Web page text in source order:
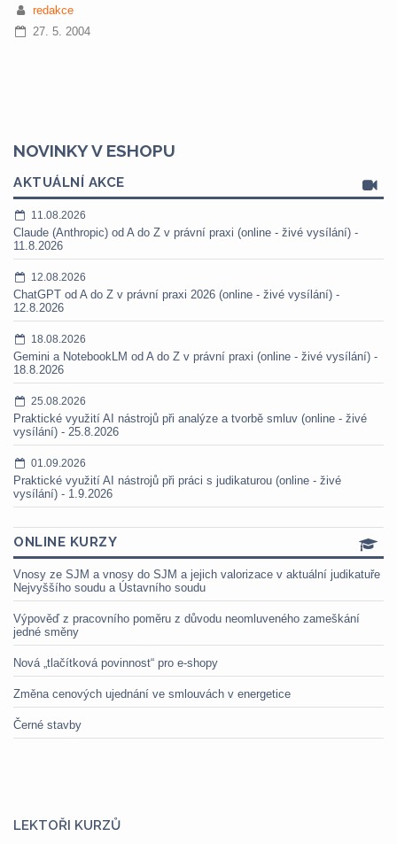
redakce
27. 5. 2004
NOVINKY V ESHOPU
AKTUÁLNÍ AKCE
11.08.2026
Claude (Anthropic) od A do Z v právní praxi (online - živé vysílání) -
11.8.2026
12.08.2026
ChatGPT od A do Z v právní praxi 2026 (online - živé vysílání) -
12.8.2026
18.08.2026
Gemini a NotebookLM od A do Z v právní praxi (online - živé vysílání) -
18.8.2026
25.08.2026
Praktické využití AI nástrojů při analýze a tvorbě smluv (online - živé
vysílání) - 25.8.2026
01.09.2026
Praktické využití AI nástrojů při práci s judikaturou (online - živé
vysílání) - 1.9.2026
ONLINE KURZY
Vnosy ze SJM a vnosy do SJM a jejich valorizace v aktuální judikatuře
Nejvyššího soudu a Ústavního soudu
Výpověď z pracovního poměru z důvodu neomluveného zameškání
jedné směny
Nová „tlačítková povinnost“ pro e-shopy
Změna cenových ujednání ve smlouvách v energetice
Černé stavby
LEKTOŘI KURZŮ